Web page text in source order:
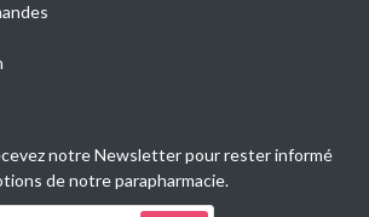
notre Newsletter pour rester informé
de notre parapharmacie.